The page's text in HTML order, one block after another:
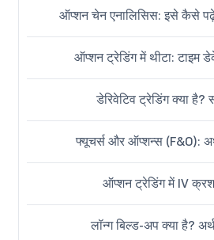
ऑप्शन चेन एनालिसिस: इसे कैसे
ऑप्शन ट्रेडिंग में थीटा: टाइम
डेरिवेटिव ट्रेडिंग क्या है?
फ्यूचर्स और ऑप्शन्स (F&O):
ऑप्शन ट्रेडिंग में IV
लॉन्ग बिल्ड-अप क्या है?